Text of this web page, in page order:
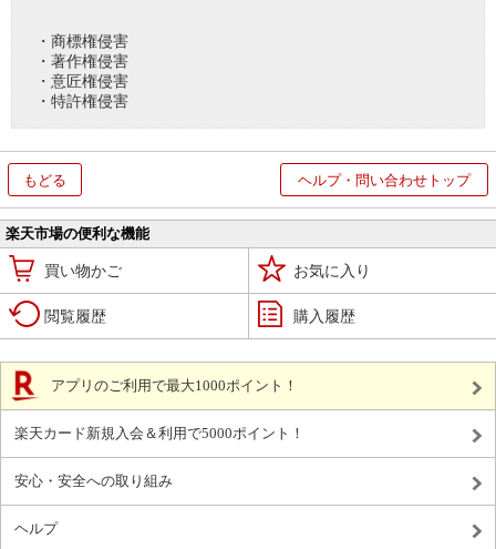
・商標権侵害
・著作権侵害
・意匠権侵害
・特許権侵害
もどる ヘルプ・問い合わせトップ
楽天市場の便利な機能
買い物かご お気に入り
閲覧履歴 購入履歴
アプリのご利用で最大1000ポイント！
楽天カード新規入会＆利用で5000ポイント！
安心・安全への取り組み
ヘルプ